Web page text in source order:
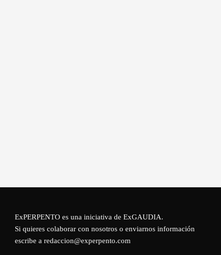
ExPERPENTO es una iniciativa de ExGAUDIA.
Si quieres colaborar con nosotros o enviarnos información
escribe a redaccion@experpento.com